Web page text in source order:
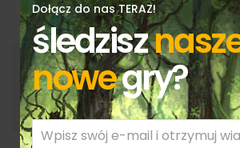
Dołącz do nas TERAZ!
śledzisz
nowegry?
Przeczytałem i akceptuję